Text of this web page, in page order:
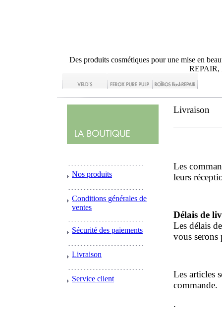
Des produits cosmétiques pour une mise en
REPAIR,
Nos produits
Conditions générales de
ventes
Sécurité des paiements
Livraison
Service client
Livraison
Les
leurs
Délais de
Les délais
vous serons
Les articles
commande.
.